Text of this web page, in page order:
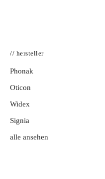
// hersteller
Phonak
Oticon
Widex
Signia
alle ansehen